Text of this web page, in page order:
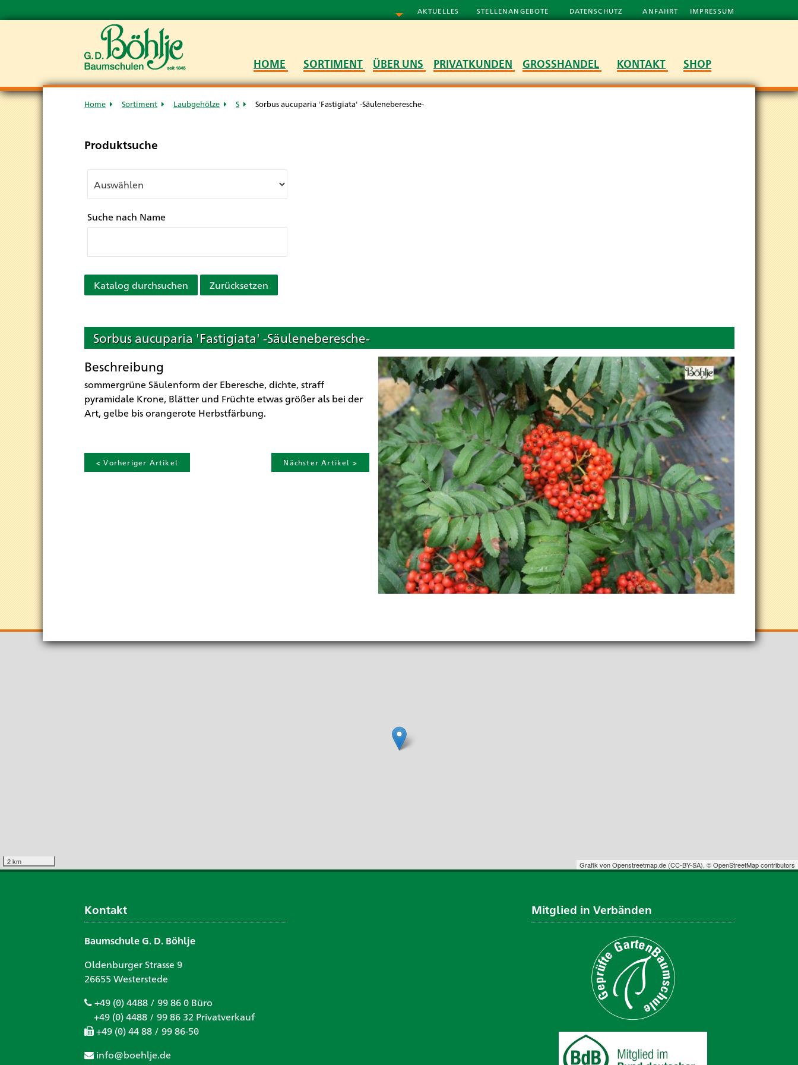
AKTUELLES STELLENANGEBOTE DATENSCHUTZ ANFAHRT IMPRESSUM
HOME SORTIMENT ÜBER UNS PRIVATKUNDEN GROSSHANDEL KONTAKT SHOP
Home Sortiment Laubgehölze S Sorbus aucuparia 'Fastigiata' -Säuleneberesche-
Produktsuche
Suche nach Name
Katalog durchsuchen Zurücksetzen
Sorbus aucuparia 'Fastigiata' -Säuleneberesche-
Beschreibung
sommergrüne Säulenform der Eberesche, dichte, straff
pyramidale Krone, Blätter und Früchte etwas größer als bei der
Art, gelbe bis orangerote Herbstfärbung.
< Vorheriger Artikel Nächster Artikel >
2 km Grafik vonOpenstreetmap.de (CC-BY-SA), © OpenStreetMap contributors
Kontakt
Baumschule G. D. Böhlje
Oldenburger Strasse 9
26655 Westerstede
+49 (0) 4488 / 99 86 0 Büro
+49 (0) 4488 / 99 86 32 Privatverkauf
+49 (0) 44 88 / 99 86-50
info@boehlje.de
Mitglied in Verbänden